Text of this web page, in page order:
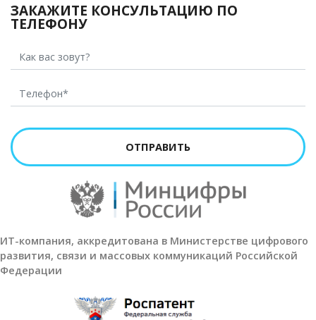
ЗАКАЖИТЕ КОНСУЛЬТАЦИЮ ПО
ТЕЛЕФОНУ
Как вас зовут?
Телефон*:
ИТ-компания, аккредитована в Министерстве цифрового
развития, связи и массовых коммуникаций Российской
Федерации